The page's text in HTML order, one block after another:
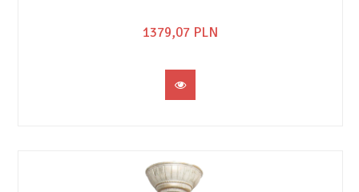
1379,07PLN